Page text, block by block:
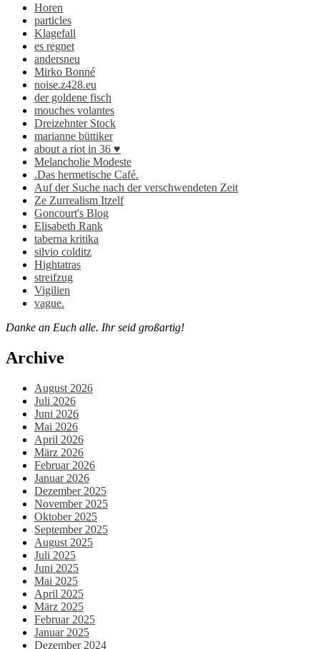
Horen
particles
Klagefall
es regnet
andersneu
Mirko Bonné
noise.z428.eu
der goldene fisch
mouches volantes
Dreizehnter Stock
marianne büttiker
about a riot in 36 ♥
Melancholie Modeste
.Das hermetische Café.
Auf der Suche nach der verschwendeten Zeit
Ze Zurrealism Itzelf
Goncourt's Blog
Elisabeth Rank
taberna kritika
silvio colditz
Hightatras
streifzug
Vigilien
vague.
Danke an Euch alle. Ihr seid großartig!
Archive
August 2026
Juli 2026
Juni 2026
Mai 2026
April 2026
März 2026
Februar 2026
Januar 2026
Dezember 2025
November 2025
Oktober 2025
September 2025
August 2025
Juli 2025
Juni 2025
Mai 2025
April 2025
März 2025
Februar 2025
Januar 2025
Dezember 2024